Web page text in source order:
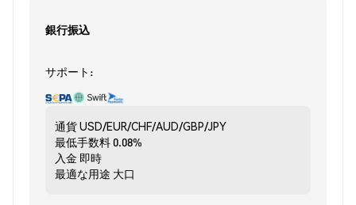
銀行振込
サポート:
通貨USD/EUR/CHF/AUD/GBP/JPY
最低手数料0.08%
入金 即時
最適な用途 大口